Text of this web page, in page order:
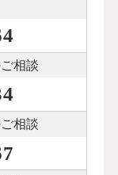
相談
相談